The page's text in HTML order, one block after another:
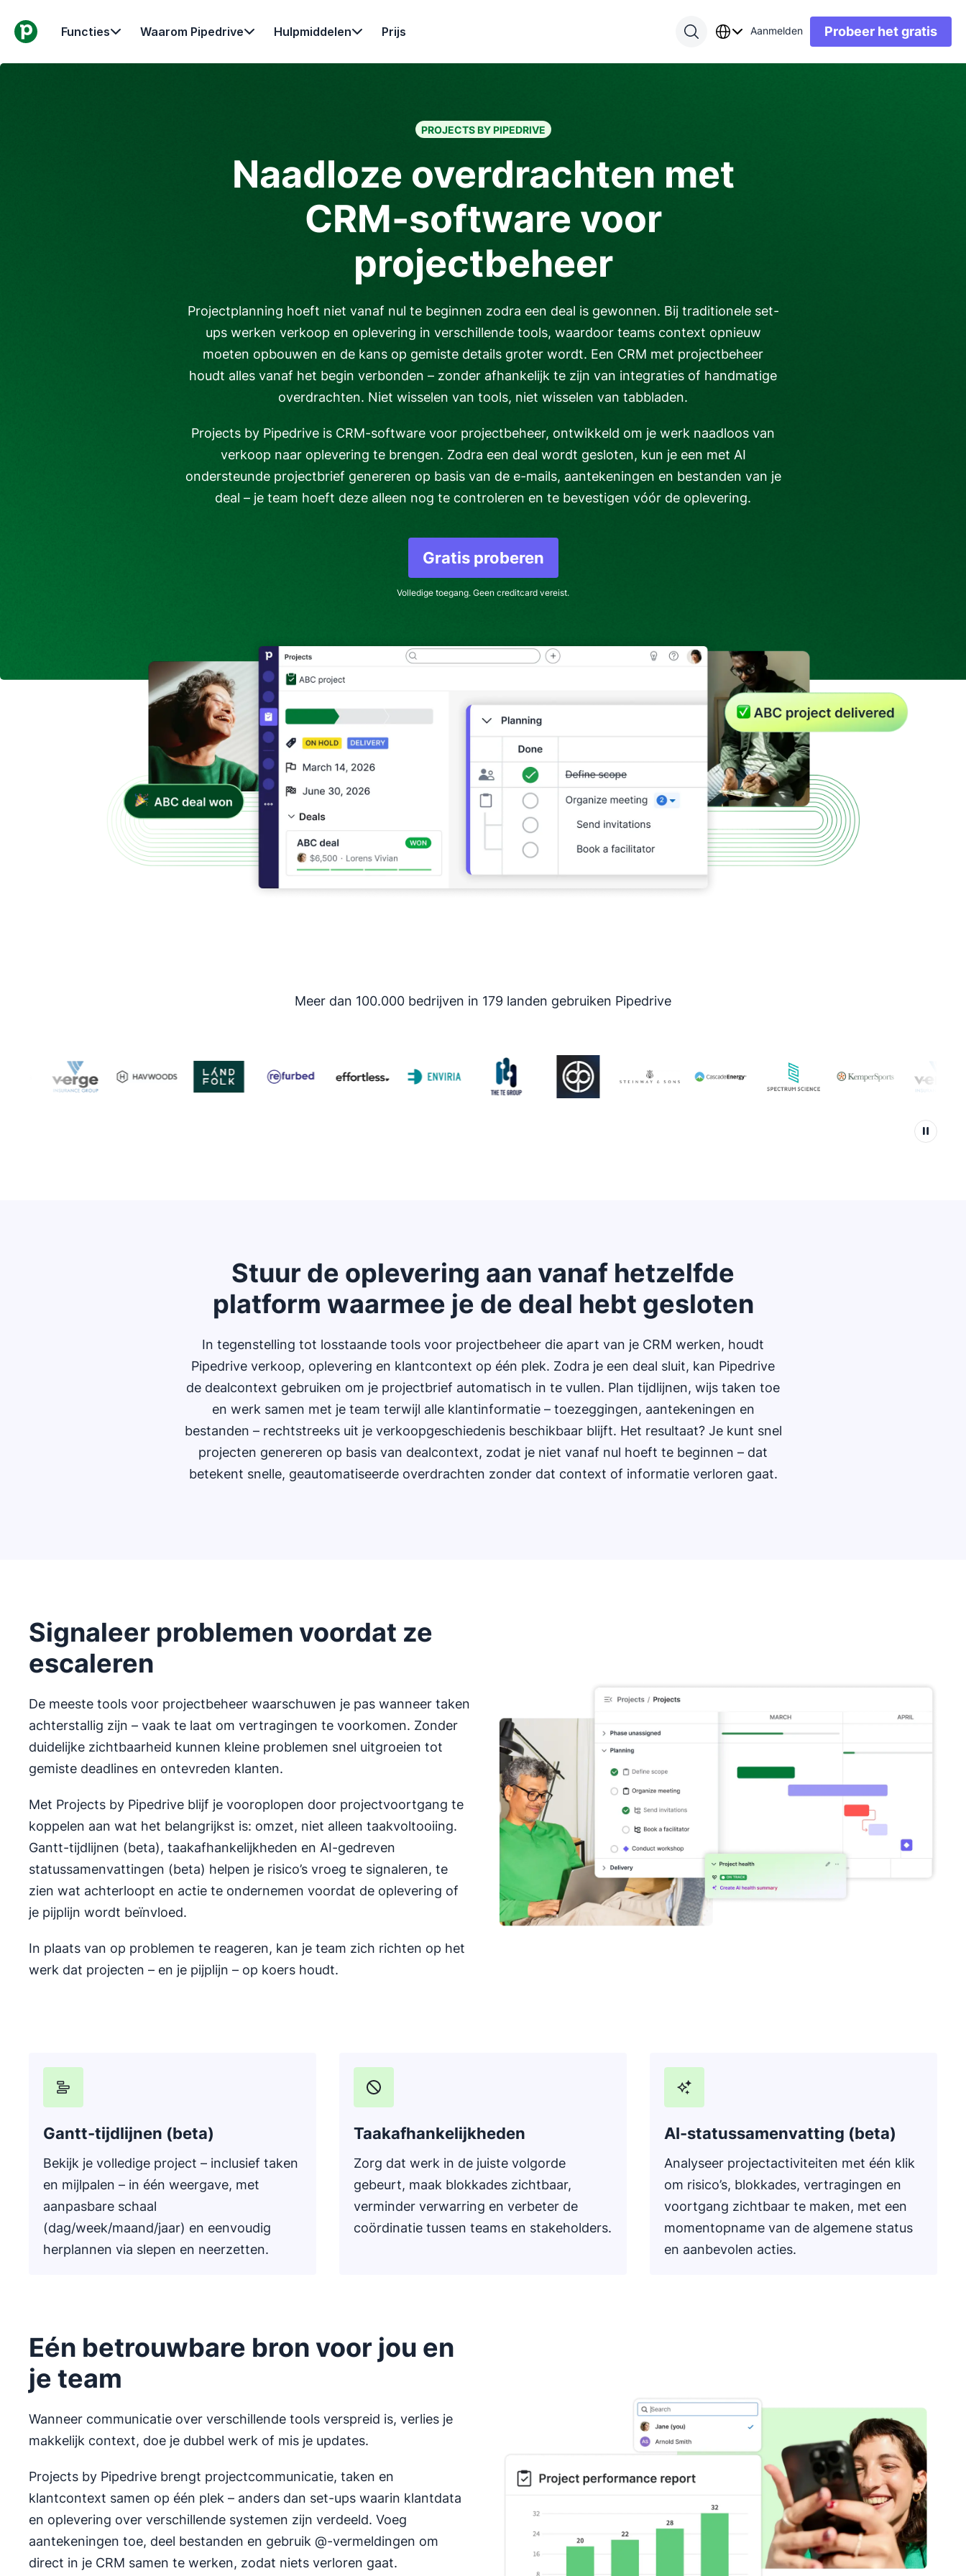
Functies Waarom Pipedrive Hulpmiddelen Prijs Aanmelden Probeer het gratis
PROJECTS BY PIPEDRIVE
Naadloze overdrachten met
CRM-software voor
projectbeheer
Projectplanning hoeft niet vanaf nul te beginnen zodra een deal is gewonnen. Bij traditionele set-
ups werken verkoop en oplevering in verschillende tools, waardoor teams context opnieuw
moeten opbouwen en de kans op gemiste details groter wordt. Een CRM met projectbeheer
houdt alles vanaf het begin verbonden – zonder afhankelijk te zijn van integraties of handmatige
overdrachten. Niet wisselen van tools, niet wisselen van tabbladen.
Projects by Pipedrive is CRM-software voor projectbeheer, ontwikkeld om je werk naadloos van
verkoop naar oplevering te brengen. Zodra een deal wordt gesloten, kun je een met AI
ondersteunde projectbrief genereren op basis van de e-mails, aantekeningen en bestanden van je
deal – je team hoeft deze alleen nog te controleren en te bevestigen vóór de oplevering.
Gratis proberen
Opent in nieuw venster
Volledige toegang. Geen creditcard vereist.
Meer dan 100.000 bedrijven in 179 landen gebruiken Pipedrive
Stuur de oplevering aan vanaf hetzelfde
platform waarmee je de deal hebt gesloten
In tegenstelling tot losstaande tools voor projectbeheer die apart van je CRM werken, houdt
Pipedrive verkoop, oplevering en klantcontext op één plek. Zodra je een deal sluit, kan Pipedrive
de dealcontext gebruiken om je projectbrief automatisch in te vullen. Plan tijdlijnen, wijs taken toe
en werk samen met je team terwijl alle klantinformatie – toezeggingen, aantekeningen en
bestanden – rechtstreeks uit je verkoopgeschiedenis beschikbaar blijft. Het resultaat? Je kunt snel
projecten genereren op basis van dealcontext, zodat je niet vanaf nul hoeft te beginnen – dat
betekent snelle, geautomatiseerde overdrachten zonder dat context of informatie verloren gaat.
Signaleer problemen voordat ze
escaleren
De meeste tools voor projectbeheer waarschuwen je pas wanneer taken
achterstallig zijn – vaak te laat om vertragingen te voorkomen. Zonder
duidelijke zichtbaarheid kunnen kleine problemen snel uitgroeien tot
gemiste deadlines en ontevreden klanten.
Met Projects by Pipedrive blijf je vooroplopen door projectvoortgang te
koppelen aan wat het belangrijkst is: omzet, niet alleen taakvoltooiing.
Gantt-tijdlijnen (beta), taakafhankelijkheden en AI-gedreven
statussamenvattingen (beta) helpen je risico’s vroeg te signaleren, te
zien wat achterloopt en actie te ondernemen voordat de oplevering of
je pijplijn wordt beïnvloed.
In plaats van op problemen te reageren, kan je team zich richten op het
werk dat projecten – en je pijplijn – op koers houdt.
Gantt-tijdlijnen (beta)
Bekijk je volledige project – inclusief taken
en mijlpalen – in één weergave, met
aanpasbare schaal
(dag/week/maand/jaar) en eenvoudig
herplannen via slepen en neerzetten.
Taakafhankelijkheden
Zorg dat werk in de juiste volgorde
gebeurt, maak blokkades zichtbaar,
verminder verwarring en verbeter de
coördinatie tussen teams en stakeholders.
AI-statussamenvatting (beta)
Analyseer projectactiviteiten met één klik
om risico’s, blokkades, vertragingen en
voortgang zichtbaar te maken, met een
momentopname van de algemene status
en aanbevolen acties.
Eén betrouwbare bron voor jou en
je team
Wanneer communicatie over verschillende tools verspreid is, verlies je
makkelijk context, doe je dubbel werk of mis je updates.
Projects by Pipedrive brengt projectcommunicatie, taken en
klantcontext samen op één plek – anders dan set-ups waarin klantdata
en oplevering over verschillende systemen zijn verdeeld. Voeg
aantekeningen toe, deel bestanden en gebruik @-vermeldingen om
direct in je CRM samen te werken, zodat niets verloren gaat.